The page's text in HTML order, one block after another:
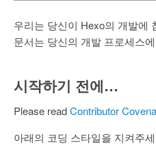
우리는 당신이 Hexo의 개발에
문서는 당신의 개발 프로세스
시작하기 전에…
Please readContributor
아래의 코딩 스타일을 지켜주